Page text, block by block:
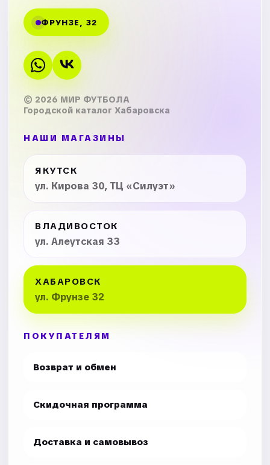
ФРУНЗЕ, 32
© 2026 МИР ФУТБОЛА
Городской каталог Хабаровска
НАШИ МАГАЗИНЫ
ЯКУТСК
ул. Кирова 30, ТЦ «Силуэт»
ВЛАДИВОСТОК
ул. Алеутская 33
ХАБАРОВСК
ул. Фрунзе 32
ПОКУПАТЕЛЯМ
Возврат и обмен
Скидочная программа
Доставка и самовывоз